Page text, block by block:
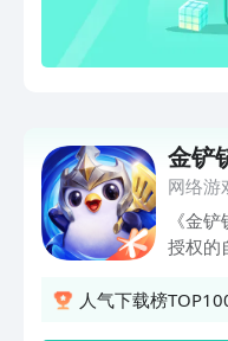
金铲
网络游
《金
授权的
抗，玩
人气下载榜